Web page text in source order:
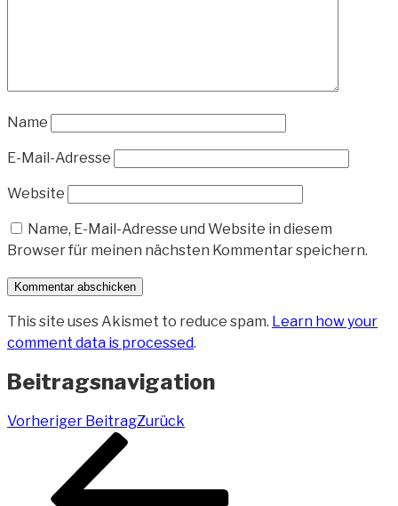
Name
E-Mail-Adresse
Website
Name, E-Mail-Adresse und Website in diesem
Browser für meinen nächsten Kommentar speichern.
This site uses Akismet to reduce spam. Learn how your
comment data is processed.
Beitragsnavigation
Vorheriger BeitragZurück